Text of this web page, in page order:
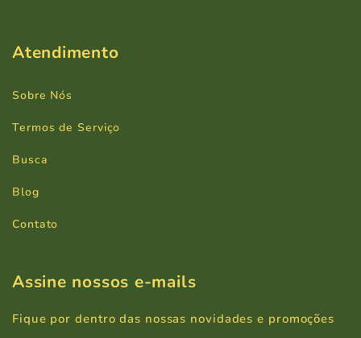
Atendimento
Sobre Nós
Termos de Serviço
Busca
Blog
Contato
Assine nossos e-mails
Fique por dentro das nossas novidades e promoções